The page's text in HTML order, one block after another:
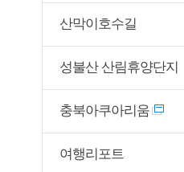
산막이호수길
성불산 산림휴양단지
충북아쿠아리움
여행리포트